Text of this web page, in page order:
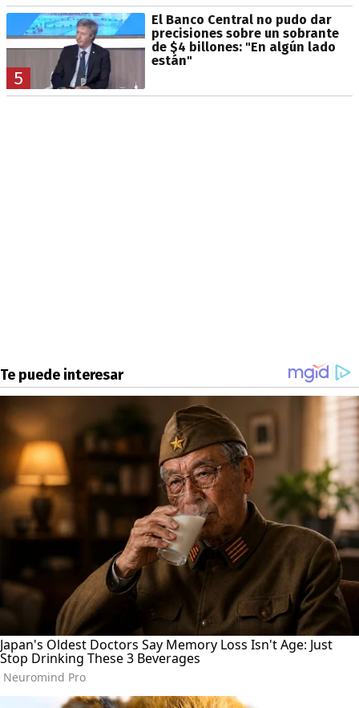
5
El Banco Central no pudo dar
precisiones sobre un sobrante
de $4 billones: "En algún lado
están"